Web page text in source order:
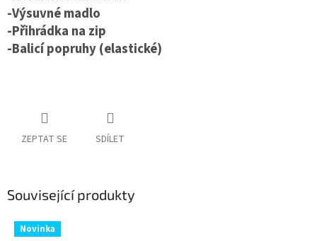
-Výsuvné madlo
-Přihrádka na zip
-Balicí popruhy (elastické)
ZEPTAT SE SDÍLET
Související produkty
Novinka